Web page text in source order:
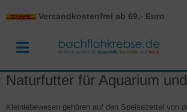
Versandkostenfrei ab 69,- Euro
Naturfutter für Aquarium
Kleinlebewesen gehören auf den Speisezettel von